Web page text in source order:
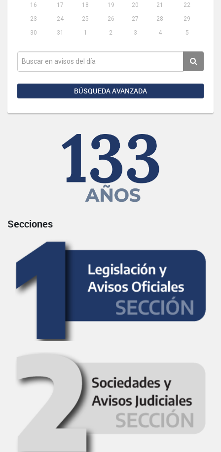
16
17 18 19 20 21
22
23
24 25 26 27 28
29
30
31 1 2 3 4 5
BÚSQUEDA AVANZADA
Secciones